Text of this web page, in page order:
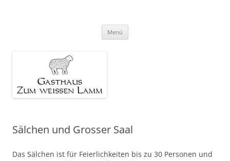
Menü
Sälchen und Grosser Saal
Das Sälchen ist für Feierlichkeiten bis zu 30 Personen und